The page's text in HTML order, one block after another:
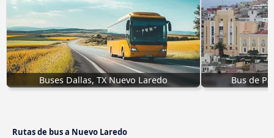
Buses Dallas, TX Nuevo Laredo Bus de
Rutas de bus a Nuevo Laredo